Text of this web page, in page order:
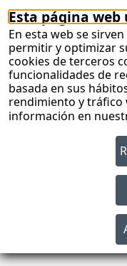
Esta página web
En esta web se
permitir y optimizar
cookies de terceros
funcionalidades de
basada en sus
rendimiento y tráfico
información en